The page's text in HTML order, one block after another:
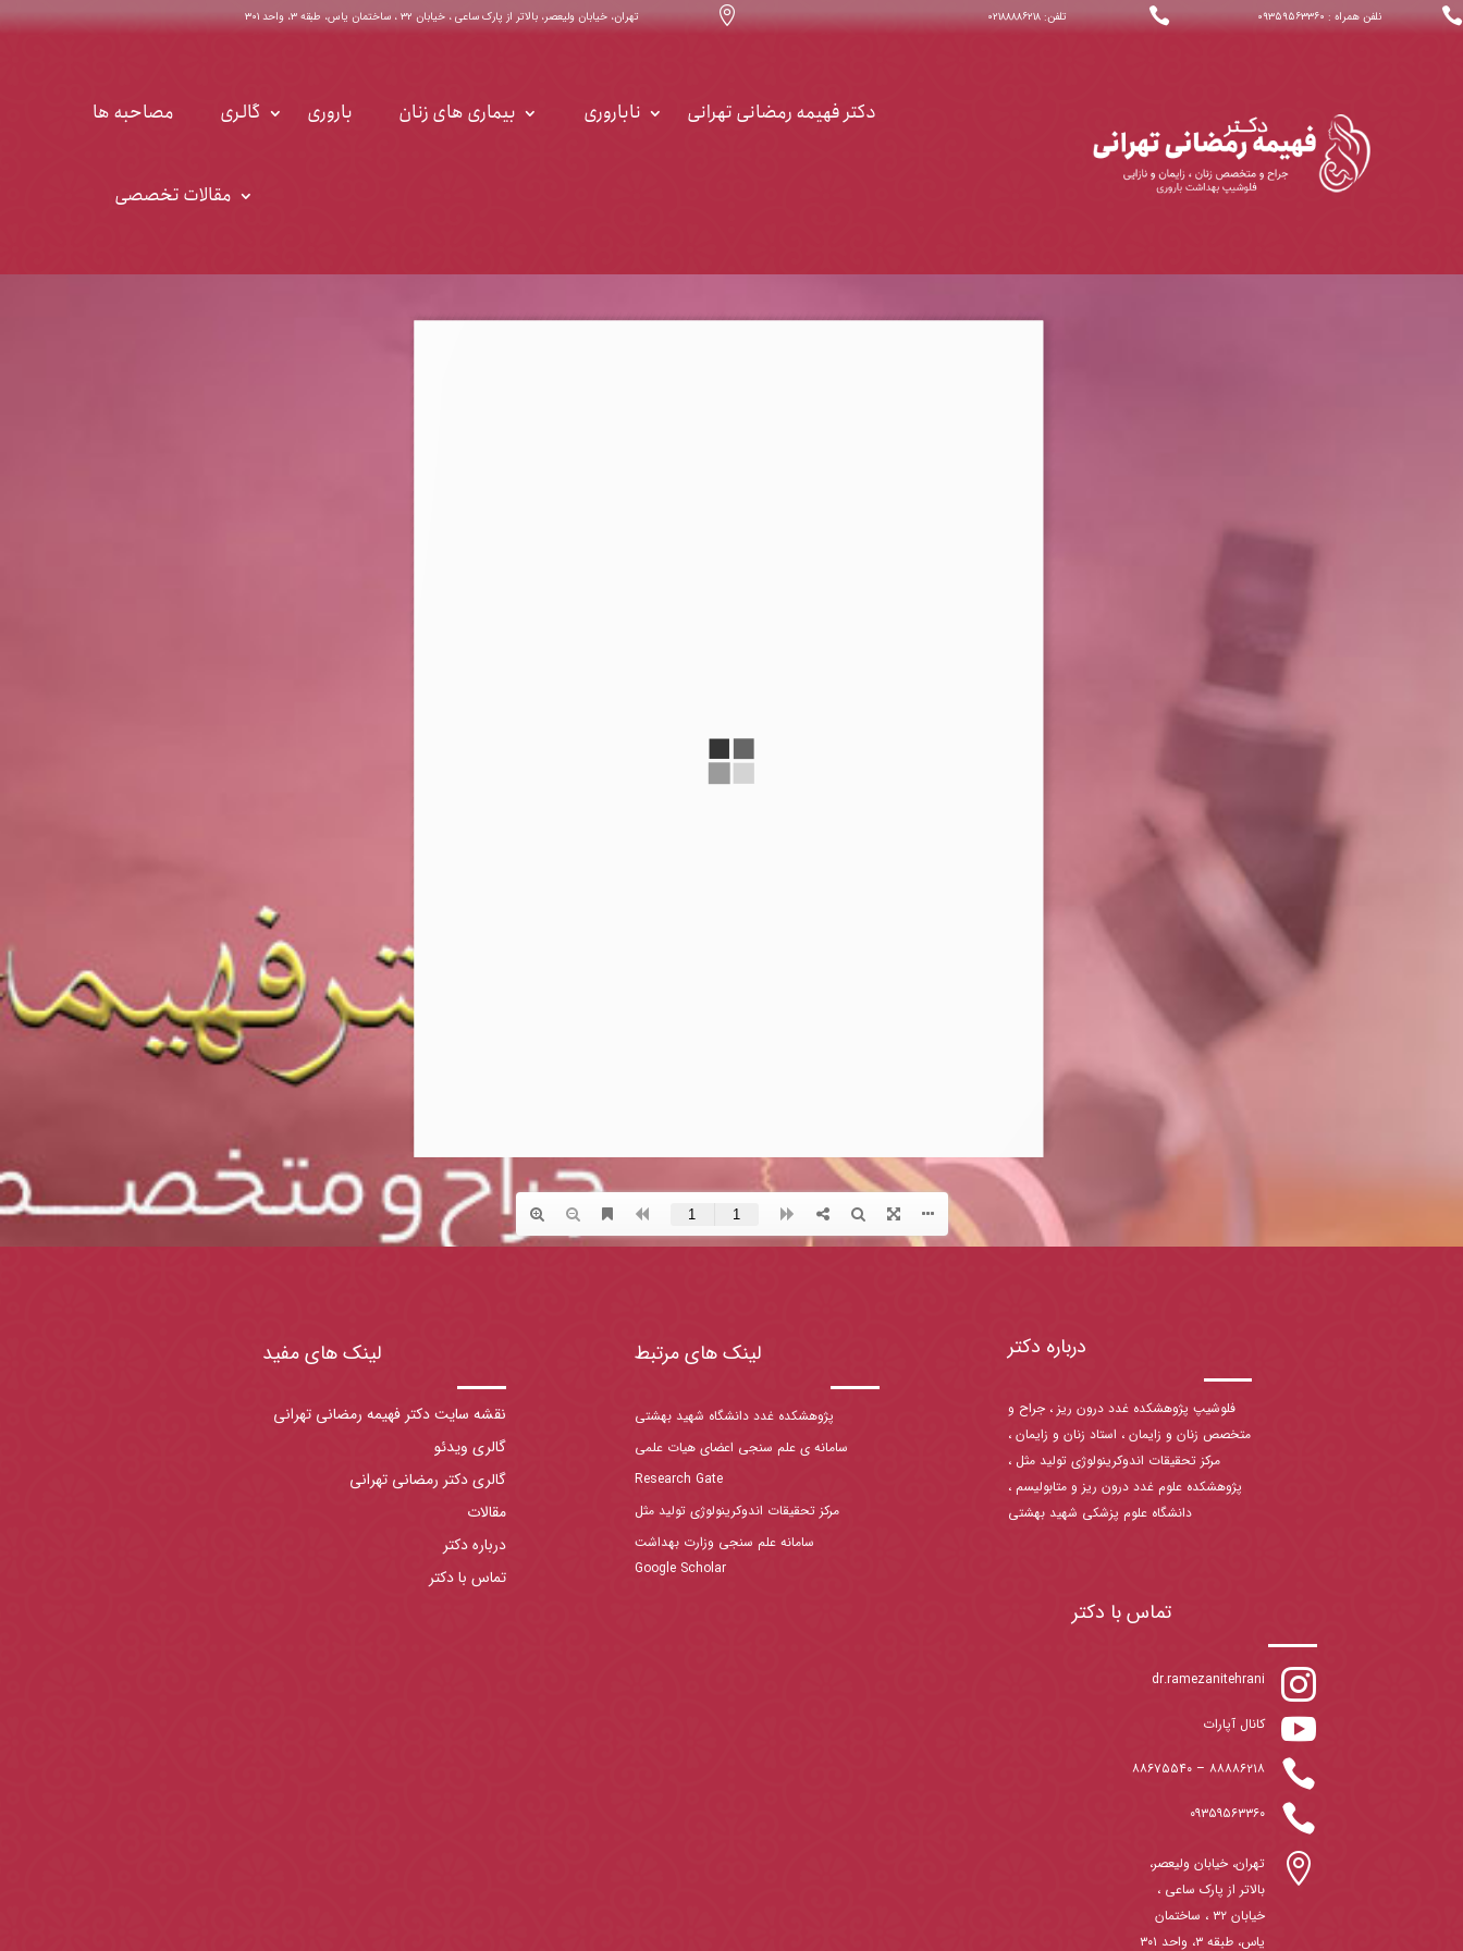
 تهران، خیابان ولیعصر، بالاتر از پارک ساعی ، خیابان ۳۲ ، ساختمان یاس، طبقه ۳، واحد ۳۰۱  تلفن: ۰۲۱۸۸۸۸۶۲۱۸  نلفن همراه : ۰۹۳۵۹۵۶۳۳۶۰
دکتر فهیمه رمضانی تهرانی ناباروری بیماری های زنان باروری گالری مصاحبه ها
مقالات تخصصی
درباره دکتر
فلوشیپ پژوهشکده غدد درون ریز ، جراح و
متخصص زنان و زایمان ، استاد زنان و زایمان ،
مرکز تحقیقات اندوکرینولوژی تولید مثل ،
پژوهشکده علوم غدد درون ریز و متابولیسم ،
دانشگاه علوم پزشکی شهید بهشتی
لینک های مرتبط
پژوهشکده غدد دانشگاه شهید بهشتی
سامانه ی علم سنجی اعضای هیات علمی
Research Gate
مرکز تحقیقات اندوکرینولوژی تولید مثل
سامانه علم سنجی وزارت بهداشت
Google Scholar
لینک های مفید
نقشه سایت دکتر فهیمه رمضانی تهرانی
گالری ویدئو
گالری دکتر رمضانی تهرانی
مقالات
درباره دکتر
تماس با دکتر
تماس با دکتر

dr.ramezanitehrani
 کانال آپارات
 ۸۸۸۸۶۲۱۸– ۸۸۶۷۵۵۴۰
 ۰۹۳۵۹۵۶۳۳۶۰

تهران، خیابان ولیعصر،
بالاتر از پارک ساعی ،
خیابان ۳۲ ، ساختمان
یاس، طبقه ۳، واحد ۳۰۱